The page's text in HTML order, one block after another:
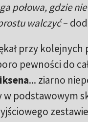
połowa, gdzie
walczyć–
przy
pewności do
... ziarno
podstawowym